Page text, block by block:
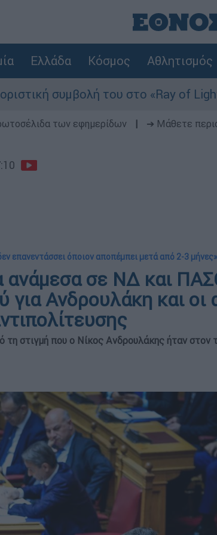
Ελλάδα Κόσμος Αθλητισμός
του στο «Ray of Light» της
των εφημερίδων ➔ Μάθετε
επανεντάσσει όποιον αποπέμπει μετά από 2-3 μήνες»
ανάμεσα σε ΝΔ και
Ανδρουλάκη και οι
στιγμή που ο Νίκος Ανδρουλάκης ήταν στον